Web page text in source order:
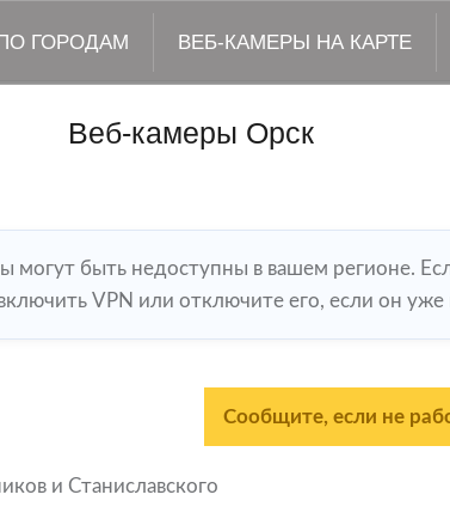
ГОРОДАМ ВЕБ-КАМЕРЫ НА КАРТЕ
Веб-камеры Орск
могут быть недоступны в вашем регионе.
VPN или отключите его, если он уже
Сообщите, если не
и Станиславского